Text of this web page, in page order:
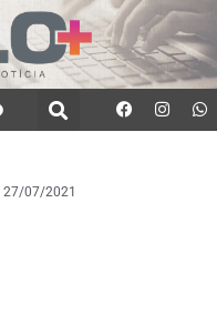
27/07/2021